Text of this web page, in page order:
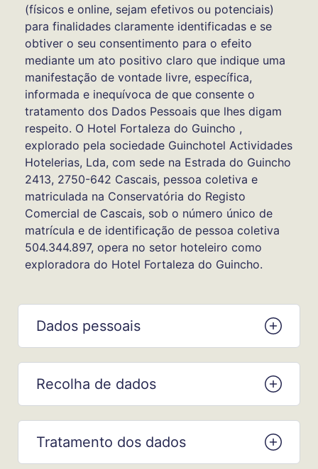
(físicos e online, sejam efetivos ou potenciais)
para finalidades claramente identificadas e se
obtiver o seu consentimento para o efeito
mediante um ato positivo claro que indique uma
manifestação de vontade livre, específica,
informada e inequívoca de que consente o
tratamento dos Dados Pessoais que lhes digam
respeito. O Hotel Fortaleza do Guincho ,
explorado pela sociedade Guinchotel Actividades
Hotelerias, Lda, com sede na Estrada do Guincho
2413, 2750-642 Cascais, pessoa coletiva e
matriculada na Conservatória do Registo
Comercial de Cascais, sob o número único de
matrícula e de identificação de pessoa coletiva
504.344.897, opera no setor hoteleiro como
exploradora do Hotel Fortaleza do Guincho.
Dados pessoais
Recolha de dados
Tratamento dos dados